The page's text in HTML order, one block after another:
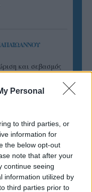
Personal
to third parties, or
information for
the below opt-out
note that after your
continue seeing
information utilized by
third parties prior to
και σεβασμός